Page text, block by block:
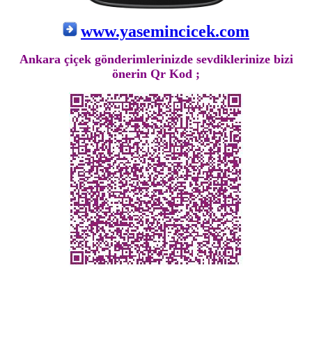
www.yasemincicek.com
Ankara çiçek gönderimlerinizde sevdiklerinize bizi
önerin Qr Kod ;